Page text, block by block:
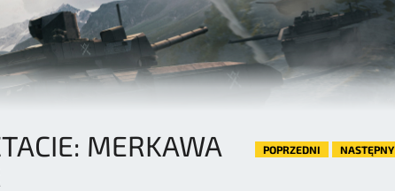
MERKAWA
POPRZEDNI NASTĘPNY